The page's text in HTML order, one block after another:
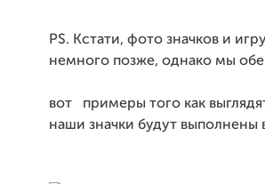
PS. Кстати, фото значков и
немного позже, однако мы
вот примеры того как
наши значки будут выполнены